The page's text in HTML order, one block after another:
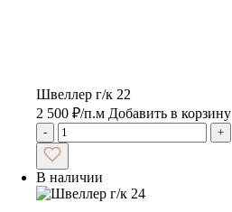
Швеллер г/к 22
2 500 ₽/п.м Добавить в корзину
- +
В наличии